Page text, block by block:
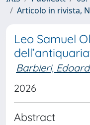
Articolo in rivista,
Leo Samuel
Barbieri,
2026
Abstract